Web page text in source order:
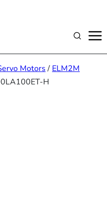
Suchen
Motors / ELM2M
H